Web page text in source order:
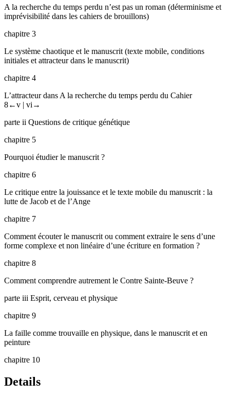
A la recherche du temps perdu n’est pas un roman (déterminisme et
imprévisibilité dans les cahiers de brouillons)
chapitre 3
Le système chaotique et le manuscrit (texte mobile, conditions
initiales et attracteur dans le manuscrit)
chapitre 4
L’attracteur dans A la recherche du temps perdu du Cahier
8←v | vi→
parte ii Questions de critique génétique
chapitre 5
Pourquoi étudier le manuscrit ?
chapitre 6
Le critique entre la jouissance et le texte mobile du manuscrit : la
lutte de Jacob et de l’Ange
chapitre 7
Comment écouter le manuscrit ou comment extraire le sens d’une
forme complexe et non linéaire d’une écriture en formation ?
chapitre 8
Comment comprendre autrement le Contre Sainte-Beuve ?
parte iii Esprit, cerveau et physique
chapitre 9
La faille comme trouvaille en physique, dans le manuscrit et en
peinture
chapitre 10
Details